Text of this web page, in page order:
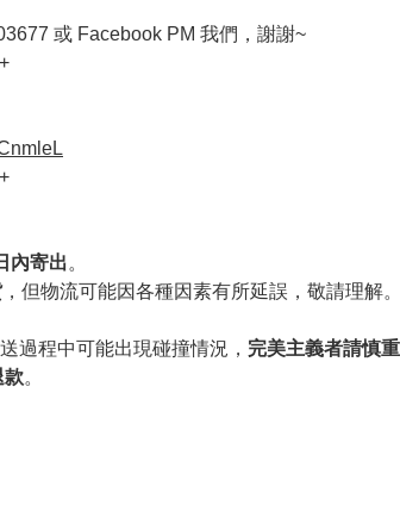
或 Facebook PM 我們，謝謝~
內寄出。
，但物流可能因各種因素有所延誤，敬請理解。
過程中可能出現碰撞情況， 完美主義者請慎
款。